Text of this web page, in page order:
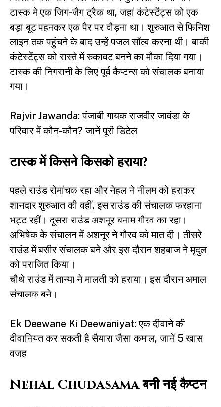
टास्क में एक जिग-जैग ट्रैक था, जहां कंटेस्टेंट्स को एक
बड़ा बूट पहनकर एक पैर पर दौड़ना था। शुरुआत से फिनिश
लाइन तक पहुंचने के बाद उन्हें पजल सॉल्व करना थी। बाकी
कंटेस्टेंट्स को रास्ते में रुकावट बनने का मौका दिया गया।
टास्क की निगरानी के लिए पूर्व कैप्टन्स को संचालक बनाया
गया।
Rajvir Jawanda: पंजाबी गायक राजवीर जावंडा के
परिवार में कौन-कौन? जानें पूरी डिटेल
टास्क में किसने किसको हराया?
पहले राउंड रोमांचक रहा और नेहल ने नीलम को हराकर
शानदार शुरुआत की वहीं, इस राउंड की संचालक फरहाना
भट्ट रहीं। दूसरा राउंड अशनूर बनाम गौरव का रहा।
अभिषेक के संचालन में अशनूर ने गौरव को मात दी। तीसरे
राउंड में बसीर संचालक बने और इस दौरान शहबाज ने मृदुल
को पराजित किया।
चौथे राउंड में तान्या ने मालती को हराया। इस दौरान अमाल
संचालक बने।
Ek Deewane Ki Deewaniyat: एक दीवाने की
दीवानियत कर सकती है सैयारा जैसा कमाल, जानें 5 खास
वजह
Nehal Chudasama बनी नई कैप्टन